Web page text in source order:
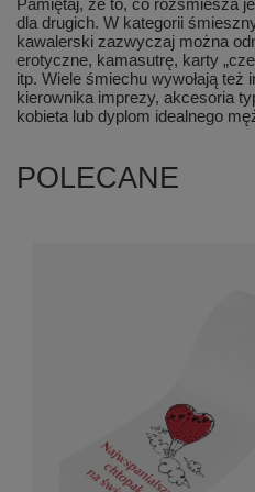
Pamiętaj, że to, co rozśmiesza
dla drugich. W kategorii
kawalerski zazwyczaj można
erotyczne, kamasutrę, karty
itp. Wiele śmiechu wywołają
kierownika imprezy, akcesoria
kobieta lub dyplom idealnego
POLECANE